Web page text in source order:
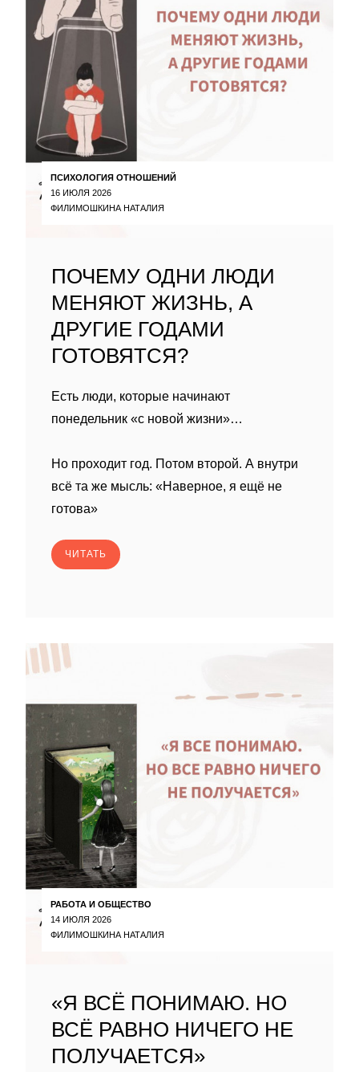
ПСИХОЛОГИЯ ОТНОШЕНИЙ
16 ИЮЛЯ 2026
ФИЛИМОШКИНА НАТАЛИЯ
ПОЧЕМУ ОДНИ ЛЮДИ
МЕНЯЮТ ЖИЗНЬ, А
ДРУГИЕ ГОДАМИ
ГОТОВЯТСЯ?
Есть люди, которые начинают
понедельник «с новой жизни»…
Но проходит год. Потом второй. А внутри
всё та же мысль: «Наверное, я ещё не
готова»
ЧИТАТЬ
РАБОТА И ОБЩЕСТВО
14 ИЮЛЯ 2026
ФИЛИМОШКИНА НАТАЛИЯ
«Я ВСЁ ПОНИМАЮ. НО
ВСЁ РАВНО НИЧЕГО НЕ
ПОЛУЧАЕТСЯ»